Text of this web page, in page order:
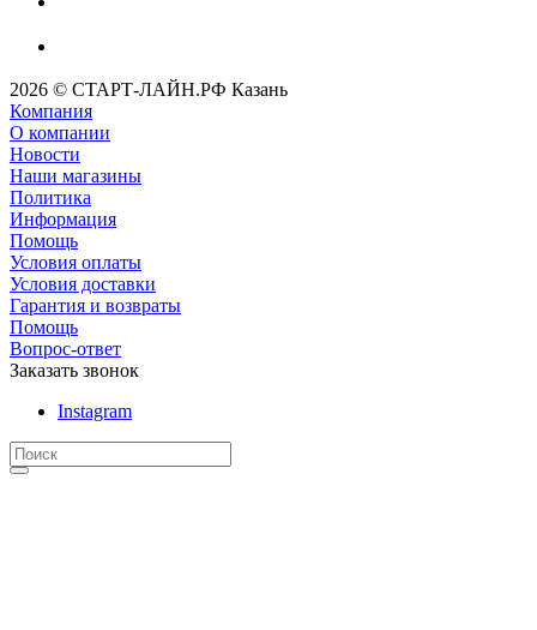
2026 © СТАРТ-ЛАЙН.РФ Казань
Компания
О компании
Новости
Наши магазины
Политика
Информация
Помощь
Условия оплаты
Условия доставки
Гарантия и возвраты
Помощь
Вопрос-ответ
Заказать звонок
Instagram